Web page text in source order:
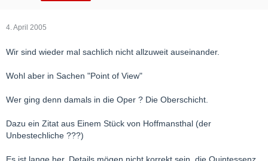
4. April 2005
Wir sind wieder mal sachlich nicht allzuweit auseinander.
Wohl aber in Sachen "Point of View"
Wer ging denn damals in die Oper ? Die Oberschicht.
Dazu ein Zitat aus Einem Stück von Hoffmansthal (der
Unbestechliche ???)